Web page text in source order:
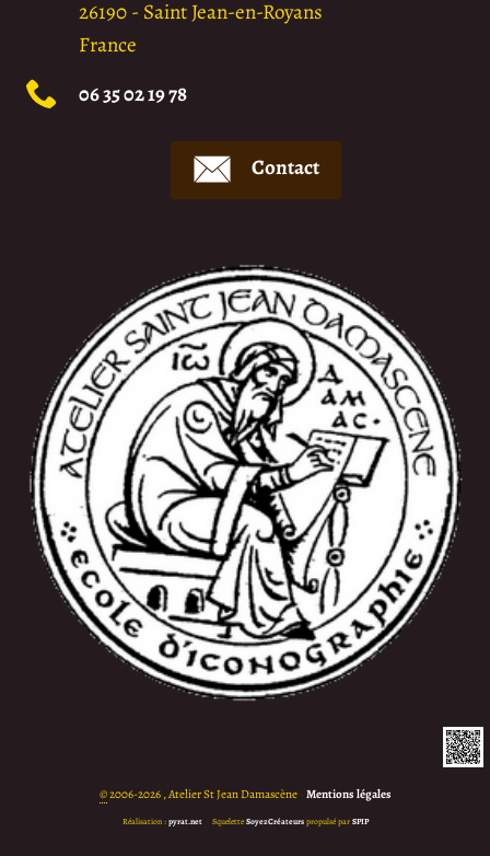
26190- Saint Jean-en-Royans
France
06 35 02 19 78
Contact
©2006-2026 , Atelier St Jean Damascène • Mentions légales
Réalisation :pyrat.net • SqueletteSoyezCréateurspropulsé parSPIP